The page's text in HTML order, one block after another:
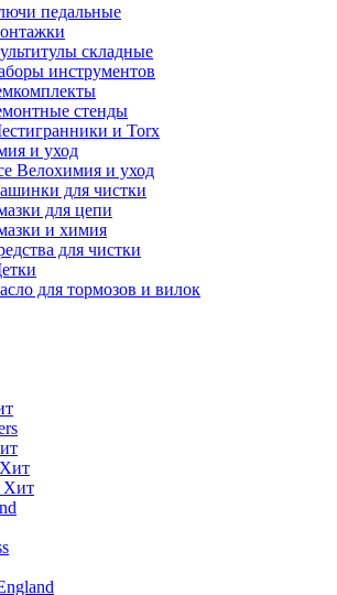
педальные
складные
инструментов
стенды
и Torx
и уход
Велохимия и уход
для чистки
для цепи
и химия
для чистки
для тормозов и вилок
Хит
Хит